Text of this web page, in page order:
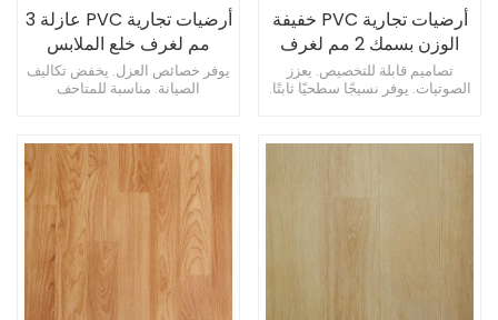
أرضيات تجارية PVC عازلة 3
مم لغرف خلع الملابس
يوفر خصائص العزل. يخفض تكاليف
الصيانة. مناسبة للمتاحف
أرضيات تجارية PVC خفيفة
الوزن بسمك 2 مم لغرف
الموظفين
تصاميم قابلة للتخصيص. يعزز
الصوتيات. يوفر نسيجًا سطحيًا ثابتًا.